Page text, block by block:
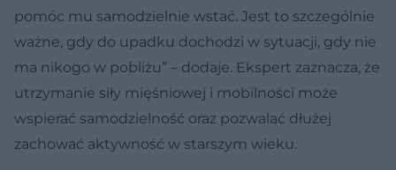
pomóc mu samodzielnie wstać. Jest to szczególnie
ważne, gdy do upadku dochodzi w sytuacji, gdy nie
ma nikogo w pobliżu” – dodaje. Ekspert zaznacza, że
utrzymanie siły mięśniowej i mobilności może
wspierać samodzielność oraz pozwalać dłużej
zachować aktywność w starszym wieku.